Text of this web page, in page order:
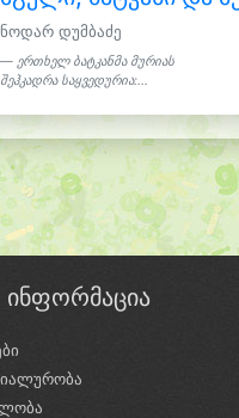
ნოდარ დუმბაძე
ერთხელ ბატკანმა მურიას
შეჰკადრა საყვედურია:...